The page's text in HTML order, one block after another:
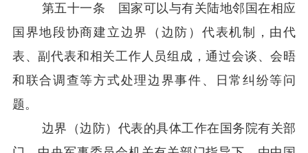
第五十一条 国家可以与有关陆地邻国在相应
国界地段协商建立边界（边防）代表机制，由代
表、副代表和相关工作人员组成，通过会谈、会晤
和联合调查等方式处理边界事件、日常纠纷等问
题。
边界（边防）代表的具体工作在国务院有关部